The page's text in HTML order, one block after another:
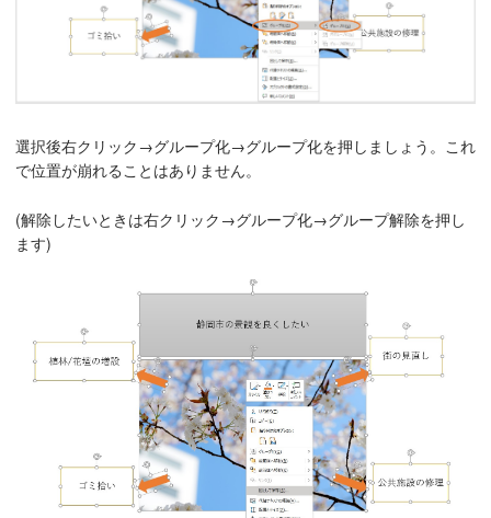
選択後右クリック→グループ化→グループ化を押しましょう。これ
で位置が崩れることはありません。
(解除したいときは右クリック→グループ化→グループ解除を押し
ます)